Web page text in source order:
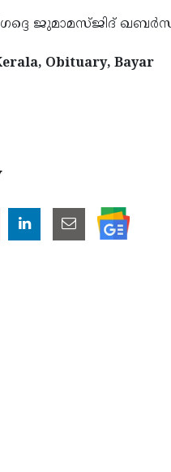
ജുമാമസ്ജിദ്
Obituary, Bayar